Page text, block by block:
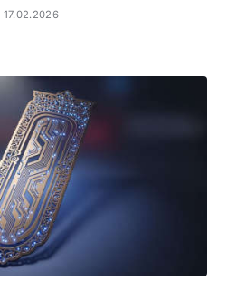
17.02.2026